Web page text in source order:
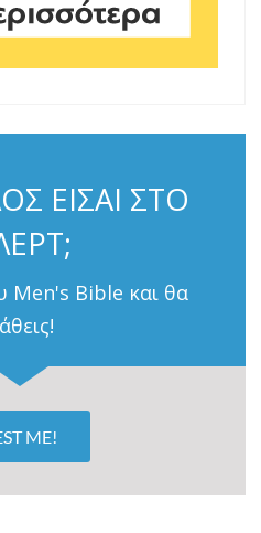
ΕΙΣΑΙ ΣΤΟ
Men's Bible και θα
ME!